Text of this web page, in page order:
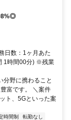
日数：1ヶ月あた
1時間00分) ※残業
野に携わること
富です。 ＼案件
ト、5Gといった案
時間制
転勤なし